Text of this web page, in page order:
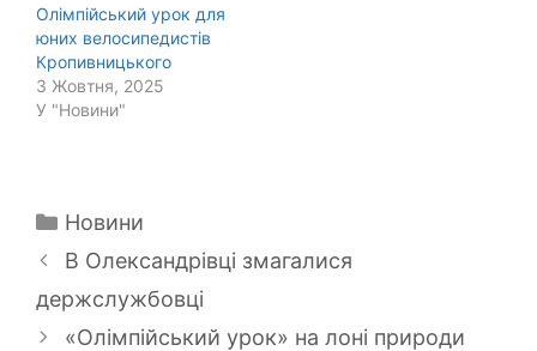
Олімпійський урок для
юних велосипедистів
Кропивницького
3 Жовтня, 2025
У "Новини"
Категорії
Новини
В Олександрівці змагалися
держслужбовці
«Олімпійський урок» на лоні природи